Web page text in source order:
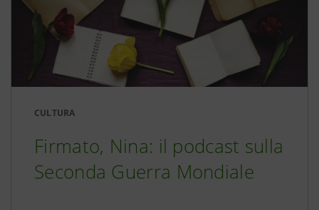
CULTURA
Firmato, Nina: il podcast sulla
Seconda Guerra Mondiale